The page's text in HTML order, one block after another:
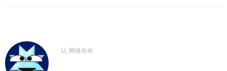
LI, 网络布布